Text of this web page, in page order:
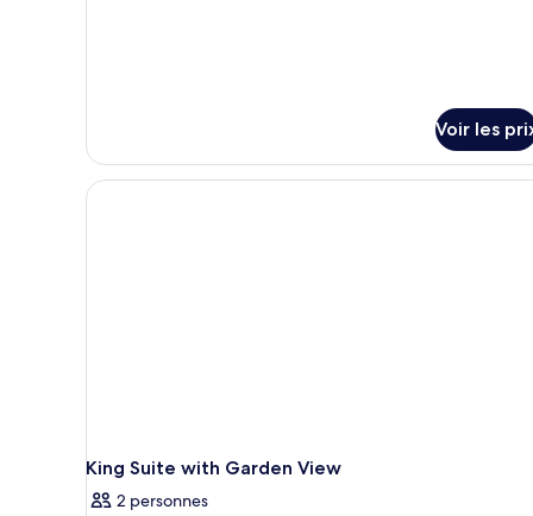
Voir les
King Suite with Garden View
2 personnes